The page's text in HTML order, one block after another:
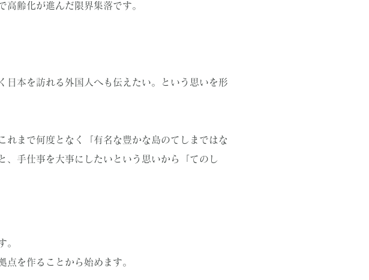
齢化が進んだ限界集落です。
日本を訪れる外国人へも伝えたい。という思いを形
まで何度となく「有名な豊かな島のてしまではな
、手仕事を大事にしたいという思いから「てのし
。
を作ることから始めます。